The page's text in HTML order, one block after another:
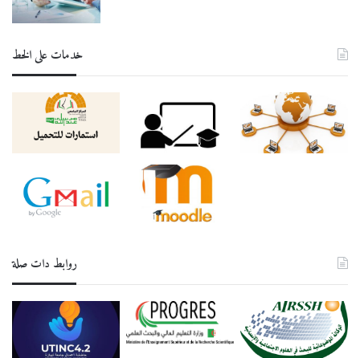
خدمات على الخط
روابط دات صلة